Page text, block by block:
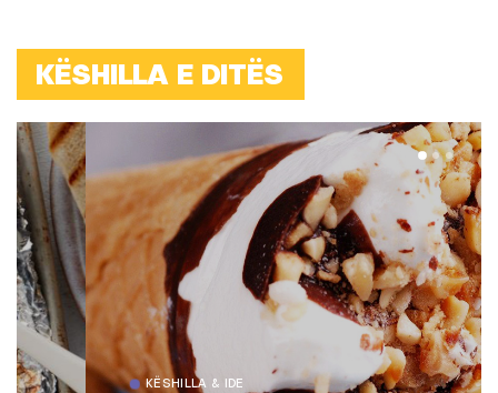
KËSHILLA E DITËS
KËSHILLA & IDE